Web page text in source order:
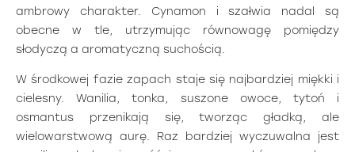
ambrowy charakter. Cynamon i szałwia nadal są
obecne w tle, utrzymując równowagę pomiędzy
słodyczą a aromatyczną suchością.
W środkowej fazie zapach staje się najbardziej miękki i
cielesny. Wanilia, tonka, suszone owoce, tytoń i
osmantus przenikają się, tworząc gładką, ale
wielowarstwową aurę. Raz bardziej wyczuwalna jest